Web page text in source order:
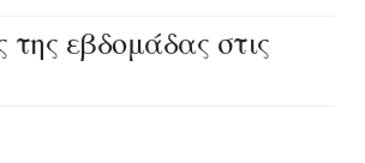
της εβδομάδας στις